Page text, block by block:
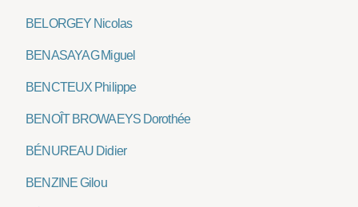
BELORGEY Nicolas
BENASAYAG Miguel
BENCTEUX Philippe
BENOÎT BROWAEYS Dorothée
BÉNUREAU Didier
BENZINE Gilou